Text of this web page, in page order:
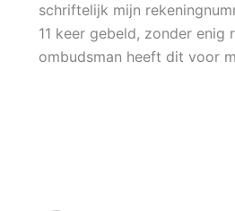
schriftelijk mijn
11 keer gebeld, zonder enig
ombudsman heeft dit voor